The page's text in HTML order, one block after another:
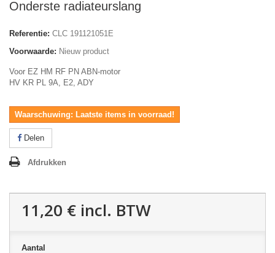
Onderste radiateurslang
Referentie: CLC 191121051E
Voorwaarde: Nieuw product
Voor EZ HM RF PN ABN-motor
HV KR PL 9A, E2, ADY
Waarschuwing: Laatste items in voorraad!
Delen
Afdrukken
11,20 € incl. BTW
Aantal